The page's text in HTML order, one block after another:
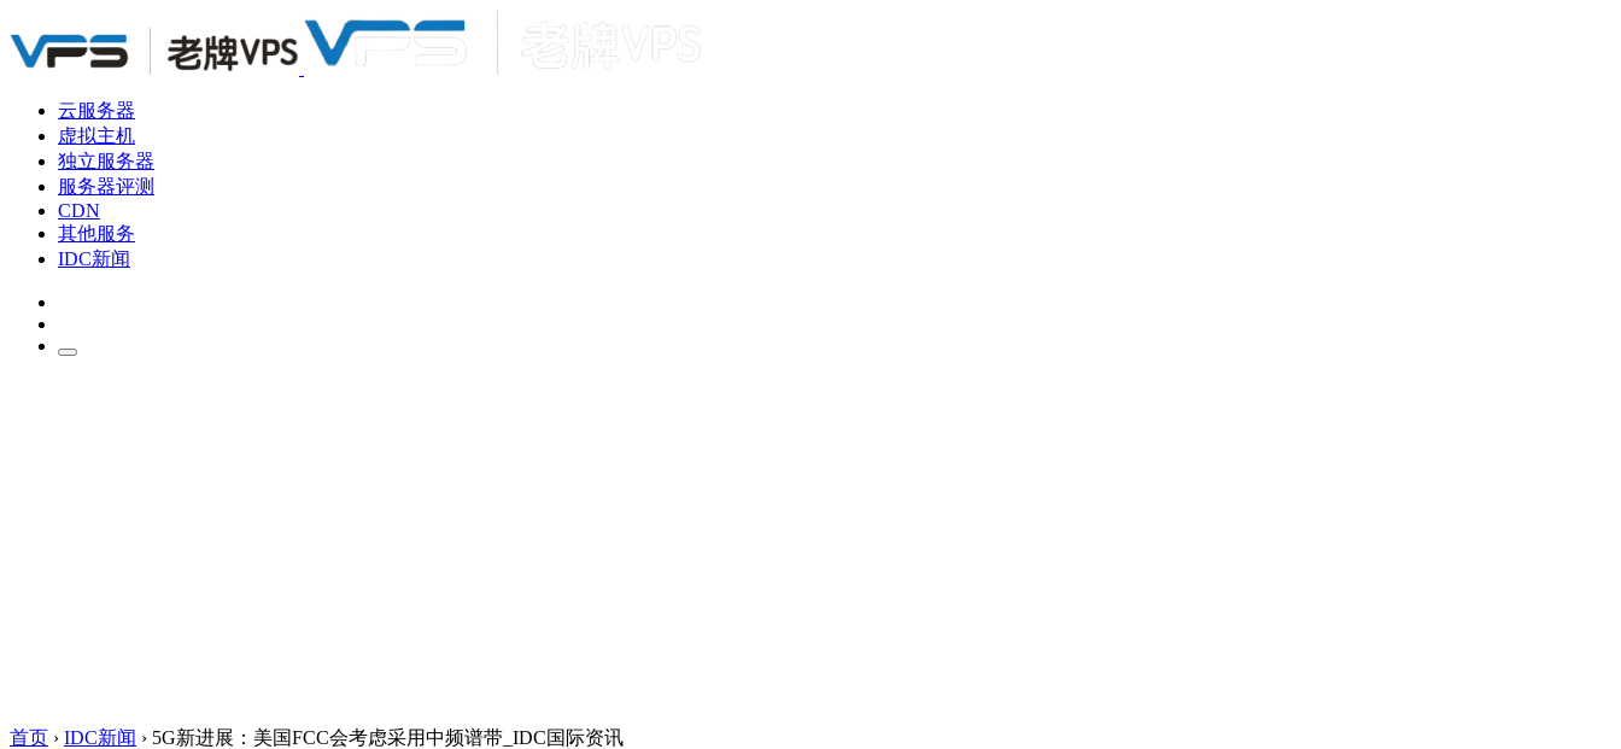
云服务器
虚拟主机
独立服务器
服务器评测
CDN
其他服务
IDC新闻
首页 › IDC新闻 › 5G新进展：美国FCC会考虑采用中频谱带_IDC国际资讯